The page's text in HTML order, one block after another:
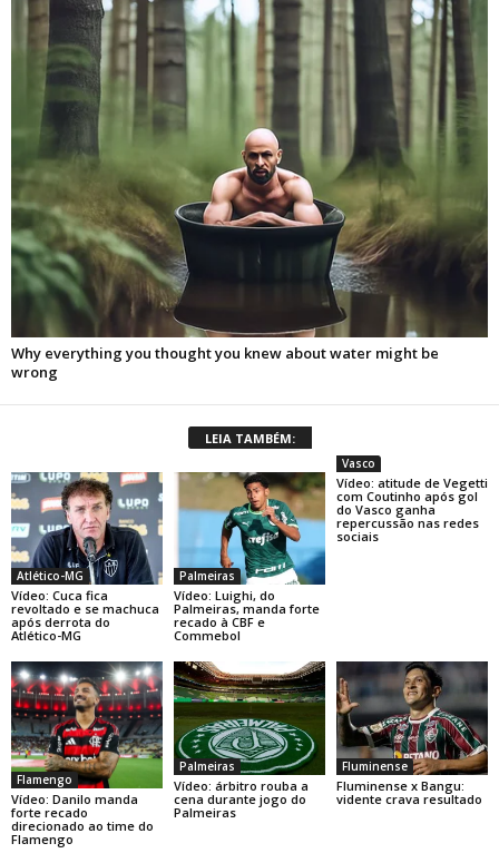
LEIA TAMBÉM:
Atlético-MG
Vídeo: Cuca fica
revoltado e se machuca
após derrota do
Atlético-MG
Palmeiras
Vídeo: Luighi, do
Palmeiras, manda forte
recado à CBF e
Commebol
Vasco
Vídeo: atitude de Vegetti
com Coutinho após gol
do Vasco ganha
repercussão nas redes
sociais
Flamengo
Vídeo: Danilo manda
forte recado
direcionado ao time do
Flamengo
Palmeiras
Vídeo: árbitro rouba a
cena durante jogo do
Palmeiras
Fluminense
Fluminense x Bangu:
vidente crava resultado